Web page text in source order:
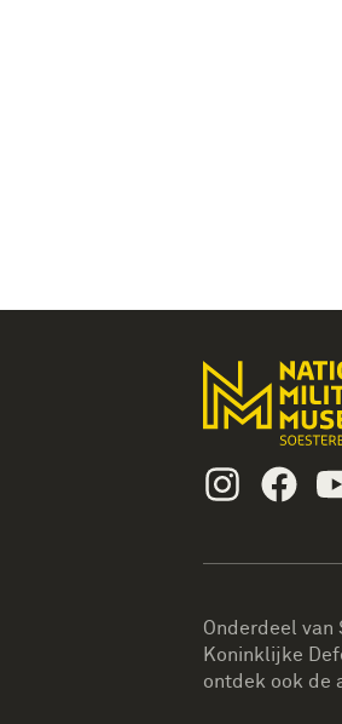
Instagram
Onderdeel van
Koninklijke
ontdek ook de